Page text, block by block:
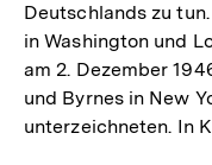
Deutschlands zu
in Washington und
am 2. Dezember
und Byrnes in New
unterzeichneten. In